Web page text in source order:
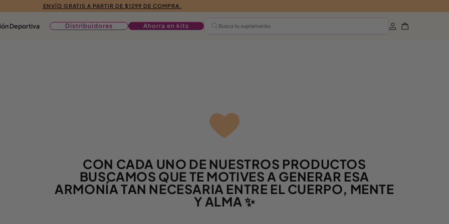
ENVÍO GRATIS A PARTIR DE $1299 DE COMPRA.
Deportiva Distribuidores Ahorra en kits Busca tu suplemento
Iniciar
sesión
Carrito
CON CADA UNO DE NUESTROS PRODUCTOS
BUSCAMOS QUE TE MOTIVES A GENERAR ESA
ARMONÍA TAN NECESARIA ENTRE EL CUERPO, MENTE
Y ALMA ✨